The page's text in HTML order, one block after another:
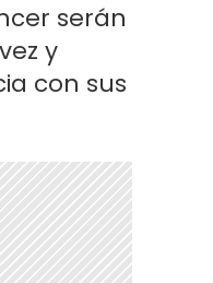
serán
y
con sus